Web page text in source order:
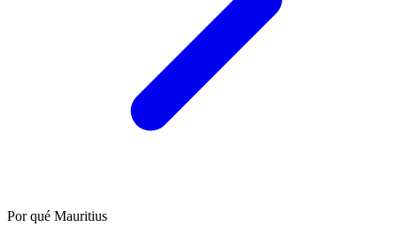
Por qué Mauritius